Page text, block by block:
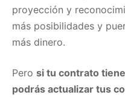
proyección y
más posibilidades y
más dinero.
Pero si tu contrato
podrás actualizar tus